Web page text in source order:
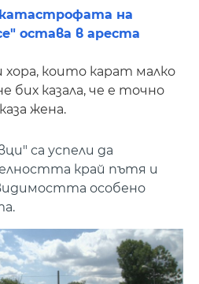
на
остава в ареста
хора, които карат малко
бих казала, че е точно
жена.
са успели да
край пътя и
особено